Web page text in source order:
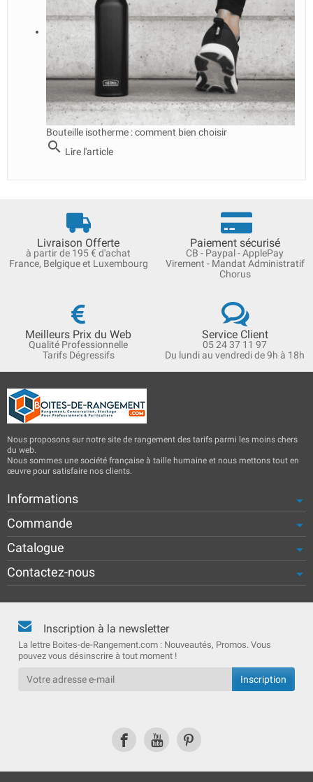
Bouteille isotherme : comment bien choisir
search Lire l'article
Livraison Offerte
à partir de 195 € d'achat
France, Belgique et Luxembourg
Paiement sécurisé
CB - Paypal - ApplePay
Virement - Mandat Administratif
Chorus
Meilleurs Prix du Web
Qualité Professionnelle
Tarifs Dégressifs
Service Client
05 24 37 11 97
Du lundi au vendredi de 9h à 18h
Nous proposons sur notre site de rangement des tarifs parmi les moins chers
du web.
Nous sommes une société française à taille humaine et nous mettons tout en
œuvre pour satisfaire nos clients.
Informations
Commande
Catalogue
Contactez-nous
Inscription à la newsletter
La lettre Boites-de-Rangement.com : Nouveautés, Promos. Vous
pouvez vous désinscrire à tout moment !